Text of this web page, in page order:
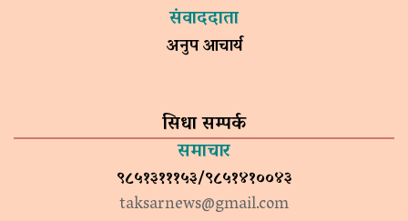
संवाददाता
अनुप आचार्य
सिधा सम्पर्क
समाचार
९८५१३१११५३/९८५१४१००४३
taksarnews@gmail.com